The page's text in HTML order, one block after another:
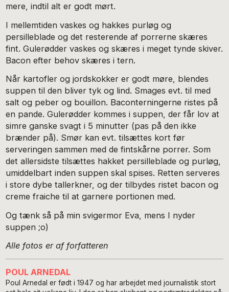
mere, indtil alt er godt mørt.
I mellemtiden vaskes og hakkes purløg og
persilleblade og det resterende af porrerne skæres
fint. Gulerødder vaskes og skæres i meget tynde skiver.
Bacon efter behov skæres i tern.
Når kartofler og jordskokker er godt møre, blendes
suppen til den bliver tyk og lind. Smages evt. til med
salt og peber og bouillon. Baconterningerne ristes på
en pande. Gulerødder kommes i suppen, der får lov at
simre ganske svagt i 5 minutter (pas på den ikke
brænder på). Smør kan evt. tilsættes kort før
serveringen sammen med de fintskårne porrer. Som
det allersidste tilsættes hakket persilleblade og purløg,
umiddelbart inden suppen skal spises. Retten serveres
i store dybe tallerkner, og der tilbydes ristet bacon og
creme fraiche til at garnere portionen med.
Og tænk så på min svigermor Eva, mens I nyder
suppen ;o)
Alle fotos er af forfatteren
POUL ARNEDAL
Poul Arnedal er født i 1947 og har arbejdet med journalistik stort